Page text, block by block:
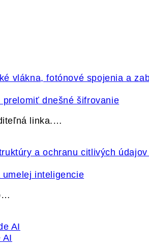
dnešné šifrovanie
linka.…
inteligencie
AI